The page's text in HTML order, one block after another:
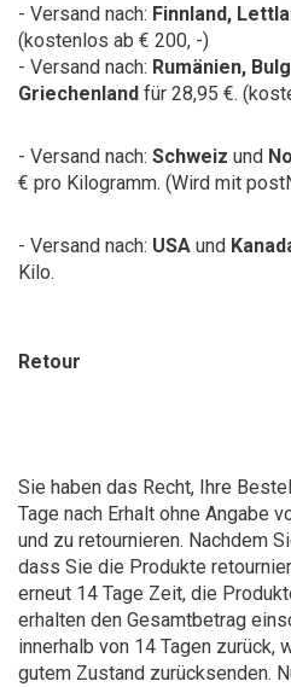
- Versand nach: Finnland,
(kostenlos ab € 200, -)
- Versand nach: Rumänien,
Griechenland für 28,95 €.
- Versand nach: Schweiz und
€ pro Kilogramm. (Wird mit
- Versand nach: USA und
Kilo.
Retour
Sie haben das Recht, Ihre
Tage nach Erhalt ohne Angabe
und zu retournieren. Nachdem
dass Sie die Produkte
erneut 14 Tage Zeit, die
erhalten den Gesamtbetrag
innerhalb von 14 Tagen zurück,
gutem Zustand zurücksenden.